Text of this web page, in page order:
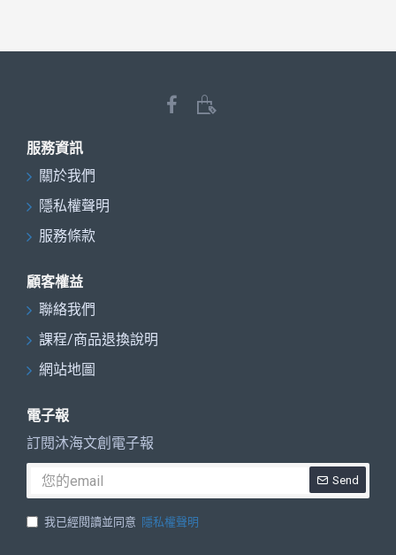
服務資訊
關於我們
隱私權聲明
服務條款
顧客權益
聯絡我們
課程/商品退換說明
網站地圖
電子報
訂閱沐海文創電子報
Send
我已經閱讀並同意 隱私權聲明